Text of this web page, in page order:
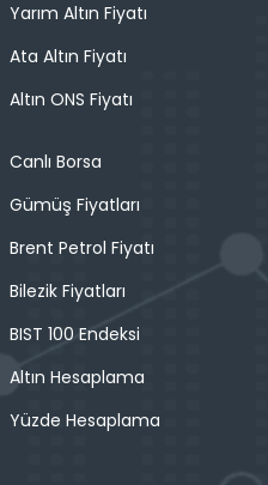
Yarım Altın Fiyatı
Ata Altın Fiyatı
Altın ONS Fiyatı
Canlı Borsa
Gümüş Fiyatları
Brent Petrol Fiyatı
Bilezik Fiyatları
BIST 100 Endeksi
Altın Hesaplama
Yüzde Hesaplama